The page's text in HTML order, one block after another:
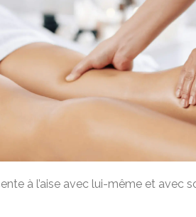
à l’aise avec lui-même et